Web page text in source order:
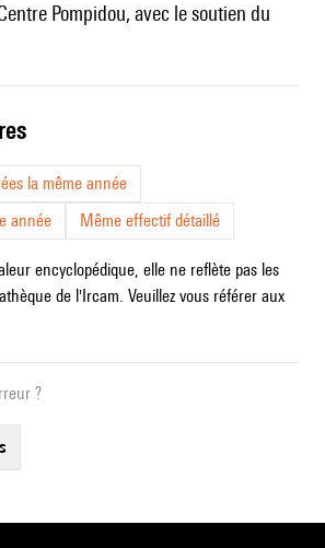
Pompidou, avec le soutien du
la même année
année
Même effectif détaillé
encyclopédique, elle ne reflète pas les
de l'Ircam. Veuillez vous référer aux
?